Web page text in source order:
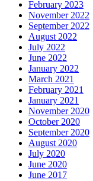
February 2023
November 2022
September 2022
August 2022
July 2022
June 2022
January 2022
March 2021
February 2021
January 2021
November 2020
October 2020
September 2020
August 2020
July 2020
June 2020
June 2017